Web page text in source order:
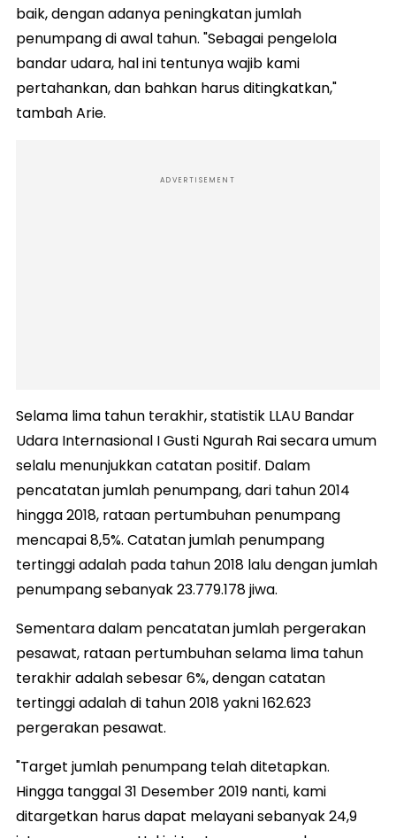
baik, dengan adanya peningkatan jumlah
penumpang di awal tahun. "Sebagai pengelola
bandar udara, hal ini tentunya wajib kami
pertahankan, dan bahkan harus ditingkatkan,"
tambah Arie.
ADVERTISEMENT
Selama lima tahun terakhir, statistik LLAU Bandar
Udara Internasional I Gusti Ngurah Rai secara umum
selalu menunjukkan catatan positif. Dalam
pencatatan jumlah penumpang, dari tahun 2014
hingga 2018, rataan pertumbuhan penumpang
mencapai 8,5%. Catatan jumlah penumpang
tertinggi adalah pada tahun 2018 lalu dengan jumlah
penumpang sebanyak 23.779.178 jiwa.
Sementara dalam pencatatan jumlah pergerakan
pesawat, rataan pertumbuhan selama lima tahun
terakhir adalah sebesar 6%, dengan catatan
tertinggi adalah di tahun 2018 yakni 162.623
pergerakan pesawat.
"Target jumlah penumpang telah ditetapkan.
Hingga tanggal 31 Desember 2019 nanti, kami
ditargetkan harus dapat melayani sebanyak 24,9